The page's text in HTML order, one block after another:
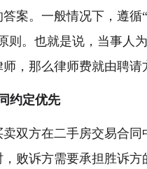
案。一般情况下，遵循
则。也就是说，当事人
，那么律师费就由聘请
约定优先
卖双方在二手房交易合同
败诉方需要承担胜诉方